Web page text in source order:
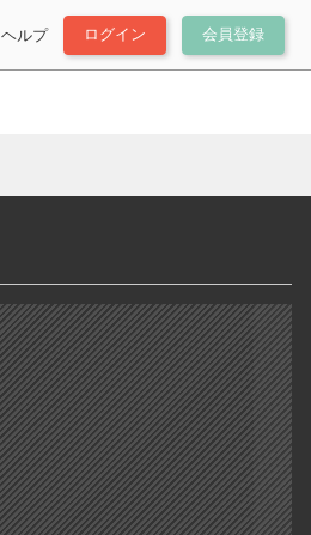
ログイン 会員登録
ヘルプ